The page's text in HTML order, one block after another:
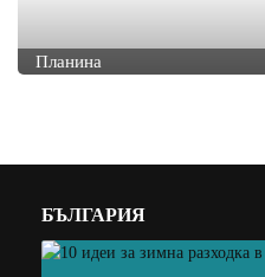
Планина
БЪЛГАРИЯ